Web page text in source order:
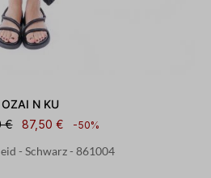
OZAI N KU
€
87,50 € -50%
- Schwarz - 861004